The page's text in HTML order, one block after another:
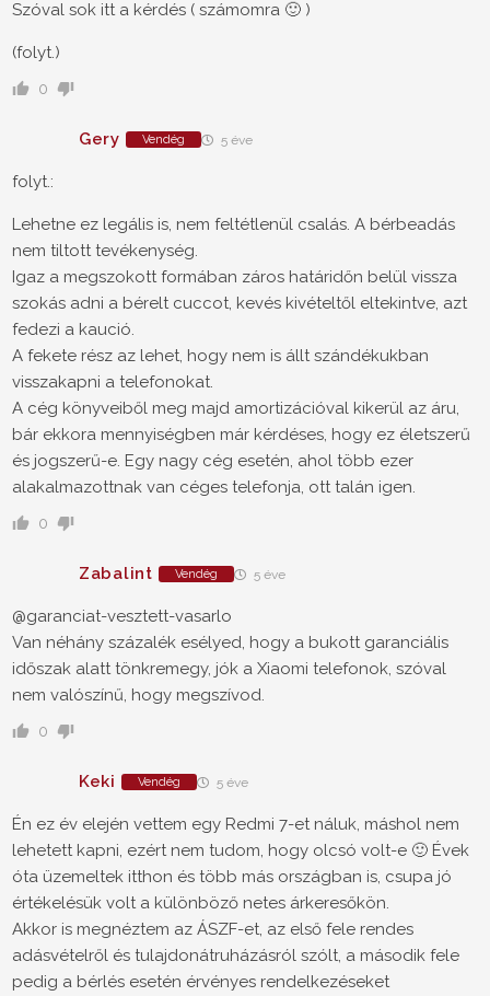
Szóval sok itt a kérdés ( számomra 🙂 )
(folyt.)
0
Gery Vendég 5 éve
folyt.:
Lehetne ez legális is, nem feltétlenül csalás. A bérbeadás
nem tiltott tevékenység.
Igaz a megszokott formában záros határidőn belül vissza
szokás adni a bérelt cuccot, kevés kivételtől eltekintve, azt
fedezi a kaució.
A fekete rész az lehet, hogy nem is állt szándékukban
visszakapni a telefonokat.
A cég könyveiből meg majd amortizációval kikerül az áru,
bár ekkora mennyiségben már kérdéses, hogy ez életszerű
és jogszerű-e. Egy nagy cég esetén, ahol több ezer
alakalmazottnak van céges telefonja, ott talán igen.
0
Zabalint Vendég 5 éve
@garanciat-vesztett-vasarlo
Van néhány százalék esélyed, hogy a bukott garanciális
időszak alatt tönkremegy, jók a Xiaomi telefonok, szóval
nem valószínű, hogy megszívod.
0
Keki Vendég 5 éve
Én ez év elején vettem egy Redmi 7-et náluk, máshol nem
lehetett kapni, ezért nem tudom, hogy olcsó volt-e 🙂 Évek
óta üzemeltek itthon és több más országban is, csupa jó
értékelésük volt a különböző netes árkeresőkön.
Akkor is megnéztem az ÁSZF-et, az első fele rendes
adásvételről és tulajdonátruházásról szólt, a második fele
pedig a bérlés esetén érvényes rendelkezéseket